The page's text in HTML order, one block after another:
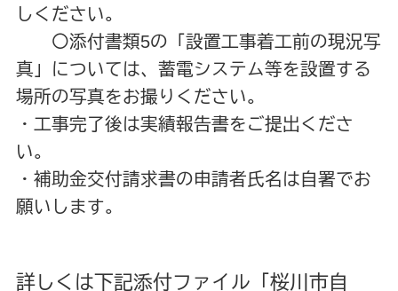
しください。
〇添付書類5の「設置工事着工前の現況写
真」については、蓄電システム等を設置する
場所の写真をお撮りください。
・工事完了後は実績報告書をご提出くださ
い。
・補助金交付請求書の申請者氏名は自署でお
願いします。
詳しくは下記添付ファイル「桜川市自